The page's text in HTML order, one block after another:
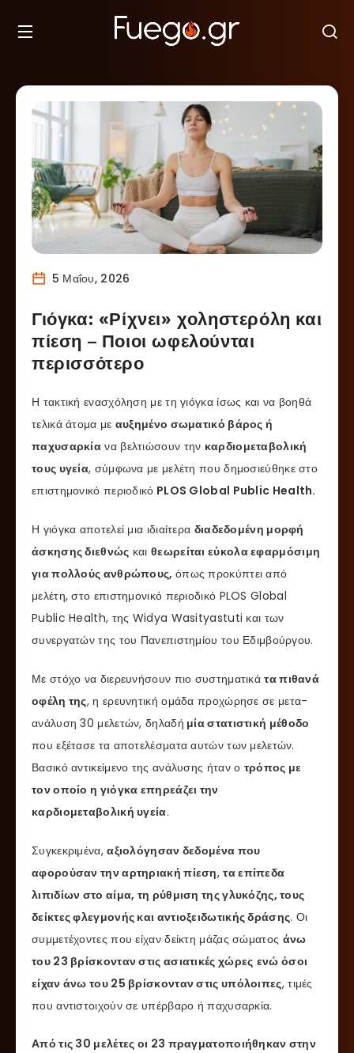
5 Μαΐου, 2026
Γιόγκα: «Ρίχνει» χοληστερόλη και
πίεση – Ποιοι ωφελούνται
περισσότερο
Η τακτική ενασχόληση με τη γιόγκα ίσως και να βοηθά
τελικά άτομα με αυξημένο σωματικό βάρος ή
παχυσαρκία να βελτιώσουν την καρδιομεταβολική
τους υγεία, σύμφωνα με μελέτη που δημοσιεύθηκε στο
επιστημονικό περιοδικό PLOS Global Public Health.
Η γιόγκα αποτελεί μια ιδιαίτερα διαδεδομένη μορφή
άσκησης διεθνώς και θεωρείται εύκολα εφαρμόσιμη
για πολλούς ανθρώπους, όπως προκύπτει από
μελέτη, στο επιστημονικό περιοδικό PLOS Global
Public Health, της Widya Wasityastuti και των
συνεργατών της του Πανεπιστημίου του Εδιμβούργου.
Με στόχο να διερευνήσουν πιο συστηματικάτα πιθανά
οφέλη της, η ερευνητική ομάδα προχώρησε σε μετα-
ανάλυση 30 μελετών, δηλαδή μία στατιστική μέθοδο
που εξέτασε τα αποτελέσματα αυτών των μελετών.
Βασικό αντικείμενο της ανάλυσης ήταν ο τρόπος με
τον οποίο η γιόγκα επηρεάζει την
καρδιομεταβολική υγεία.
Συγκεκριμένα,αξιολόγησαν δεδομένα που
αφορούσαν την αρτηριακή πίεση,τα επίπεδα
λιπιδίων στο αίμα, τη ρύθμιση της γλυκόζης, τους
δείκτες φλεγμονής και αντιοξειδωτικής δράσης. Οι
συμμετέχοντες που είχαν δείκτη μάζας σώματος άνω
του 23 βρίσκονταν στις ασιατικές χώρες ενώ όσοι
είχαν άνω του 25 βρίσκονταν στις υπόλοιπες, τιμές
που αντιστοιχούν σε υπέρβαρο ή παχυσαρκία.
Από τις 30 μελέτες οι 23 πραγματοποιήθηκαν στην